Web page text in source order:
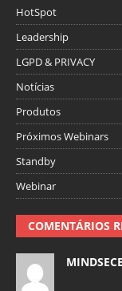
HotSpot
Leadership
LGPD & PRIVACY
Notícias
Produtos
Próximos Webinars
Standby
Webinar
COMENTÁRIOS